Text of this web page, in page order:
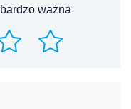
ważna